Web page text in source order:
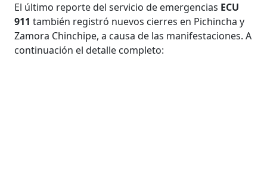
El último reporte del servicio de emergencias ECU
911 también registró nuevos cierres en Pichincha y
Zamora Chinchipe, a causa de las manifestaciones. A
continuación el detalle completo: